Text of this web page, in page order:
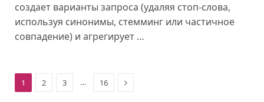
создает варианты запроса (удаляя стоп-слова,
используя синонимы, стемминг или частичное
совпадение) и агрегирует …
1 2 3 … 16 Next